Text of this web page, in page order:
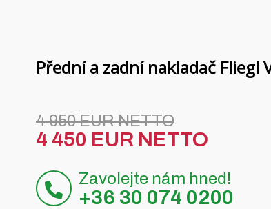
Přední a zadní nakladač Fliegl
4 950 EUR NETTO
4 450 EUR NETTO
Zavolejte nám hned!
+36 30 074 0200